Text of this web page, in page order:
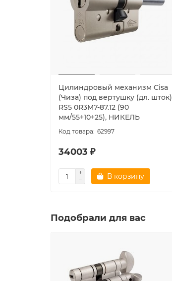
Цилиндровый механизм Cisa
(Чиза) под вертушку (дл. шток)
RS5 0R3M7-87.12 (90
мм/55+10+25), НИКЕЛЬ
62997
34003 ₽
В корзину
Подобрали для вас